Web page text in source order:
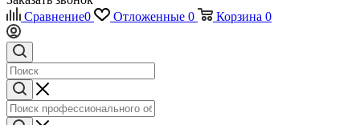
Сравнение0 Отложенные 0 Корзина 0